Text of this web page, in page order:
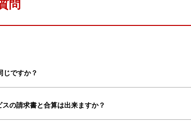
問
じですか？
の請求書と合算は出来ますか？